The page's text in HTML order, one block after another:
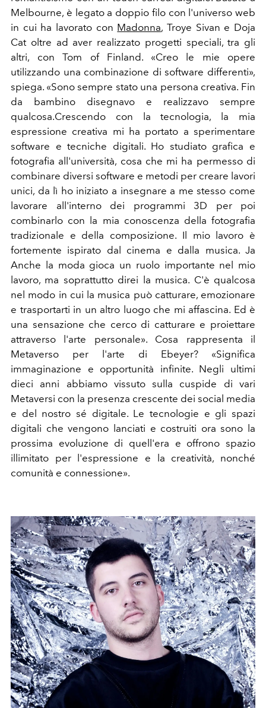
Melbourne, è legato a doppio filo con l'universo web
in cui ha lavorato con Madonna, Troye Sivan e Doja
Cat oltre ad aver realizzato progetti speciali, tra gli
altri, con Tom of Finland. «Creo le mie opere
utilizzando una combinazione di software differenti»,
spiega. «Sono sempre stato una persona creativa. Fin
da bambino disegnavo e realizzavo sempre
qualcosa.Crescendo con la tecnologia, la mia
espressione creativa mi ha portato a sperimentare
software e tecniche digitali. Ho studiato grafica e
fotografia all'università, cosa che mi ha permesso di
combinare diversi software e metodi per creare lavori
unici, da lì ho iniziato a insegnare a me stesso come
lavorare all'interno dei programmi 3D per poi
combinarlo con la mia conoscenza della fotografia
tradizionale e della composizione. Il mio lavoro è
fortemente ispirato dal cinema e dalla musica. Ja
Anche la moda gioca un ruolo importante nel mio
lavoro, ma soprattutto direi la musica. C'è qualcosa
nel modo in cui la musica può catturare, emozionare
e trasportarti in un altro luogo che mi affascina. Ed è
una sensazione che cerco di catturare e proiettare
attraverso l'arte personale». Cosa rappresenta il
Metaverso per l'arte di Ebeyer? «Significa
immaginazione e opportunità infinite. Negli ultimi
dieci anni abbiamo vissuto sulla cuspide di vari
Metaversi con la presenza crescente dei social media
e del nostro sé digitale. Le tecnologie e gli spazi
digitali che vengono lanciati e costruiti ora sono la
prossima evoluzione di quell'era e offrono spazio
illimitato per l'espressione e la creatività, nonché
comunità e connessione».